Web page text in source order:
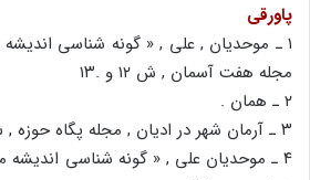
پاورقی
۱ ـ موحدیان , علی , « گونه شناسی
مجله هفت آسمان , ش ۱۲ و .۱۳
۲ ـ همان .
۳ ـ آرمان شهر در ادیان , مجله پگاه حوزه , ش ۲۴ , ص .۲
۴ ـ موحدیان علی , « گونه شناسی اندیشه